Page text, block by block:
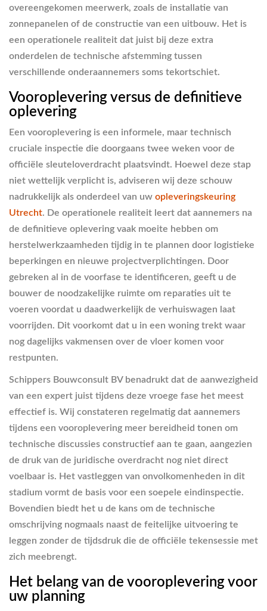
overeengekomen meerwerk, zoals de installatie van
zonnepanelen of de constructie van een uitbouw. Het is
een operationele realiteit dat juist bij deze extra
onderdelen de technische afstemming tussen
verschillende onderaannemers soms tekortschiet.
Vooroplevering versus de definitieve
oplevering
Een vooroplevering is een informele, maar technisch
cruciale inspectie die doorgaans twee weken voor de
officiële sleuteloverdracht plaatsvindt. Hoewel deze stap
niet wettelijk verplicht is, adviseren wij deze schouw
nadrukkelijk als onderdeel van uw opleveringskeuring
Utrecht. De operationele realiteit leert dat aannemers na
de definitieve oplevering vaak moeite hebben om
herstelwerkzaamheden tijdig in te plannen door logistieke
beperkingen en nieuwe projectverplichtingen. Door
gebreken al in de voorfase te identificeren, geeft u de
bouwer de noodzakelijke ruimte om reparaties uit te
voeren voordat u daadwerkelijk de verhuiswagen laat
voorrijden. Dit voorkomt dat u in een woning trekt waar
nog dagelijks vakmensen over de vloer komen voor
restpunten.
Schippers Bouwconsult BV benadrukt dat de aanwezigheid
van een expert juist tijdens deze vroege fase het meest
effectief is. Wij constateren regelmatig dat aannemers
tijdens een vooroplevering meer bereidheid tonen om
technische discussies constructief aan te gaan, aangezien
de druk van de juridische overdracht nog niet direct
voelbaar is. Het vastleggen van onvolkomenheden in dit
stadium vormt de basis voor een soepele eindinspectie.
Bovendien biedt het u de kans om de technische
omschrijving nogmaals naast de feitelijke uitvoering te
leggen zonder de tijdsdruk die de officiële tekensessie met
zich meebrengt.
Het belang van de vooroplevering voor
uw planning